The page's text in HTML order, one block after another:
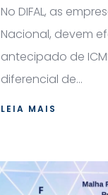
No DIFAL, as
Nacional, devem
antecipado de
diferencial de...
LEIA MAIS